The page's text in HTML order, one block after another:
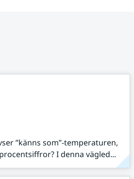
”känns som”-temperaturen,
I denna vägled...